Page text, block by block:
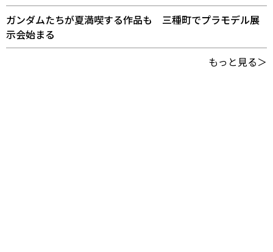
ガンダムたちが夏満喫する作品も 三種町でプラモデル展
示会始まる
もっと見る＞